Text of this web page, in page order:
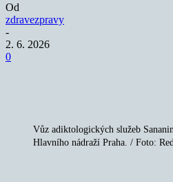
Od
zdravezpravy
-
2. 6. 2026
0
Vůz adiktologických služeb
Hlavního nádraží Praha. / Foto: